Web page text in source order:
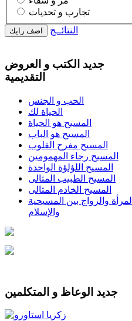
النتائــج
جديد الكتب و العروض
التقديمية
الحب و الجنس
الحياة لك
المسيح هو الحياة
المسيح هو الباب
المسيح مفرح القلوب
المسيح رجاء المهمومين
المسيح اللؤلؤة الواحدة
المسيح الطبيب المثالى
المسيح الخادم المثالى
المرأة والزواج بين المسيحية
والإسلام
جديد الوعاظ و المتكلمين